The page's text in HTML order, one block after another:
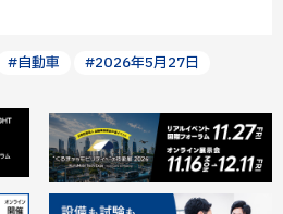
#自動車 #2026年5月27日